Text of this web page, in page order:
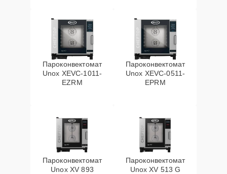
Пароконвектомат
Unox XEVC-1011-
EZRM
Пароконвектомат
Unox XEVC-0511-
EPRM
Пароконвектомат
Unox XV 893
Пароконвектомат
Unox XV 513 G